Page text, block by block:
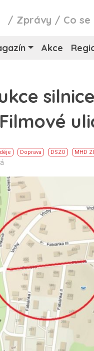
/ Zprávy / Co
Akce
Doprava DSZO MHD